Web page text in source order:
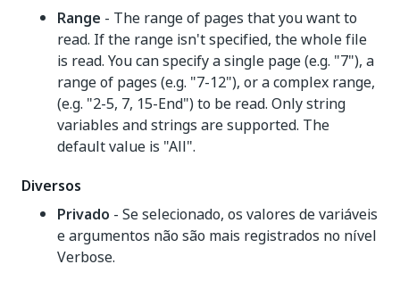
Range - The range of pages that you want to
read. If the range isn't specified, the whole file
is read. You can specify a single page (e.g. "7"), a
range of pages (e.g. "7-12"), or a complex range,
(e.g. "2-5, 7, 15-End") to be read. Only string
variables and strings are supported. The
default value is "All".
Diversos
Privado - Se selecionado, os valores de variáveis
e argumentos não são mais registrados no nível
Verbose.